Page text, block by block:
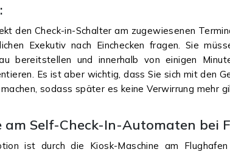
den Check-in-Schalter am zugewiesenen
Exekutiv nach Einchecken fragen. Sie
bereitstellen und innerhalb von einigen
Es ist aber wichtig, dass Sie sich mit den
sodass später es keine Verwirrung mehr
am Self-Check-In-Automaten bei
ist durch die Kiosk-Maschine am